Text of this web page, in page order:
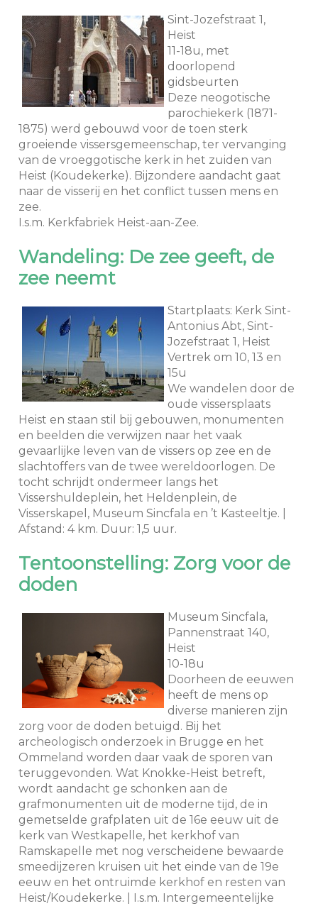
Sint-Jozefstraat 1,
Heist
11-18u, met
doorlopend
gidsbeurten
Deze neogotische
parochiekerk (1871-
1875) werd gebouwd voor de toen sterk
groeiende vissersgemeenschap, ter vervanging
van de vroeggotische kerk in het zuiden van
Heist (Koudekerke). Bijzondere aandacht gaat
naar de visserij en het conflict tussen mens en
zee.
I.s.m. Kerkfabriek Heist-aan-Zee.
Wandeling: De zee geeft, de
zee neemt
Startplaats: Kerk Sint-
Antonius Abt, Sint-
Jozefstraat 1, Heist
Vertrek om 10, 13 en
15u
We wandelen door de
oude vissersplaats
Heist en staan stil bij gebouwen, monumenten
en beelden die verwijzen naar het vaak
gevaarlijke leven van de vissers op zee en de
slachtoffers van de twee wereldoorlogen. De
tocht schrijdt ondermeer langs het
Vissershuldeplein, het Heldenplein, de
Visserskapel, Museum Sincfala en ’t Kasteeltje. |
Afstand: 4 km. Duur: 1,5 uur.
Tentoonstelling: Zorg voor de
doden
Museum Sincfala,
Pannenstraat 140,
Heist
10-18u
Doorheen de eeuwen
heeft de mens op
diverse manieren zijn
zorg voor de doden betuigd. Bij het
archeologisch onderzoek in Brugge en het
Ommeland worden daar vaak de sporen van
teruggevonden. Wat Knokke-Heist betreft,
wordt aandacht ge schonken aan de
grafmonumenten uit de moderne tijd, de in
gemetselde grafplaten uit de 16e eeuw uit de
kerk van Westkapelle, het kerkhof van
Ramskapelle met nog verscheidene bewaarde
smeedijzeren kruisen uit het einde van de 19e
eeuw en het ontruimde kerkhof en resten van
Heist/Koudekerke. | I.s.m. Intergemeentelijke